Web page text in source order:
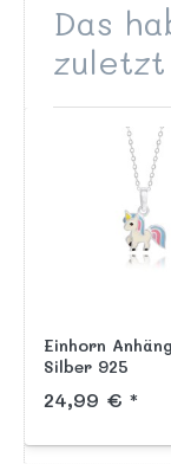
Das
zuletzt
Einhorn
Silber 925
24,99 € *